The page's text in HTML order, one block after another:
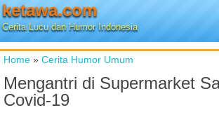
ketawa.com
Cerita Lucu dan Humor Indonesia
Home » Cerita Humor Umum
Mengantri di Supermarket
Covid-19